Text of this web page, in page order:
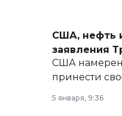
США, нефть
заявления
США
принести
5 января, 9:36